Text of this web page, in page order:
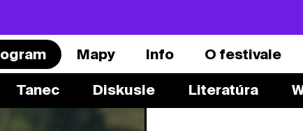
Tanec Diskusie Literatúra
Mapy Info O festivale